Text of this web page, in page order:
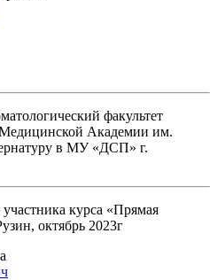
факультет
Академии им.
в МУ «ДСП» г.
курса «Прямая
октябрь 2023г